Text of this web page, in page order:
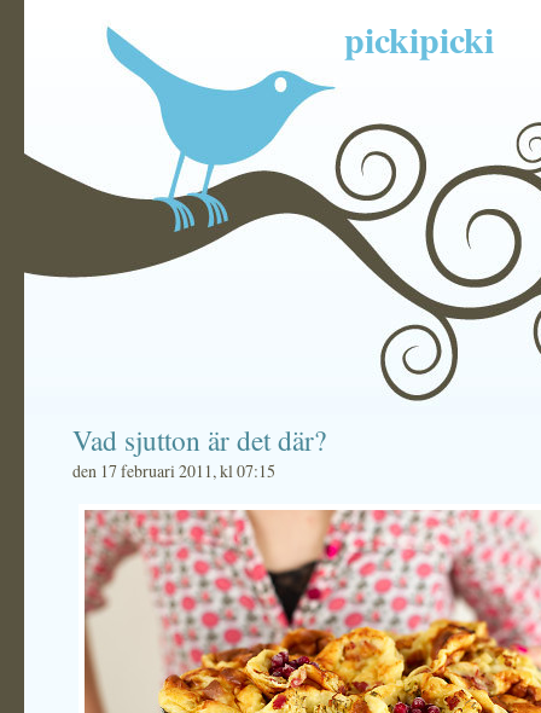
pickipicki
Vad sjutton är det där?
den 17 februari 2011, kl 07:15